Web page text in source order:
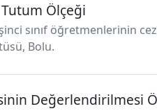
Ölçeği
sınıf öğretmenlerinin
Bolu.
Değerlendirilmesi